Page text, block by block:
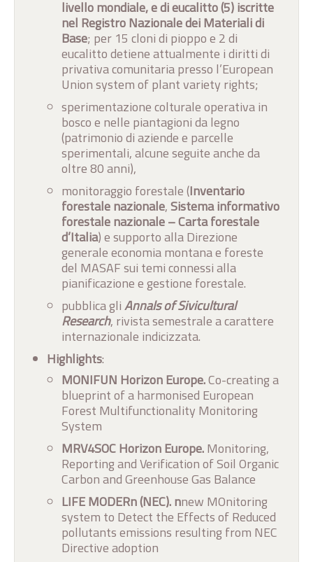
livello mondiale, e di eucalitto (5) iscritte
nel Registro Nazionale dei Materiali di
Base; per 15 cloni di pioppo e 2 di
eucalitto detiene attualmente i diritti di
privativa comunitariapresso l’European
Union system of plant variety rights;
sperimentazione colturale operativa in
bosco e nelle piantagioni da legno
(patrimonio di aziende e parcelle
sperimentali, alcune seguite anche da
oltre 80 anni),
monitoraggio forestale (Inventario
forestale nazionale,Sistema informativo
forestale nazionale –Carta forestale
d’Italia) e supporto alla Direzione
generale economia montana e foreste
del MASAF sui temi connessi alla
pianificazione e gestione forestale.
pubblica gliAnnals of Sivicultural
Research, rivista semestrale a carattere
internazionale indicizzata.
Highlights:
MONIFUN Horizon Europe.Co-creating a
blueprint of a harmonised European
Forest Multifunctionality Monitoring
System
MRV4SOC Horizon Europe.Monitoring,
Reporting and Verification of Soil Organic
Carbon and Greenhouse Gas Balance
LIFE MODERn (NEC). nnew MOnitoring
system to Detect the Effects of Reduced
pollutants emissions resulting from NEC
Directive adoption